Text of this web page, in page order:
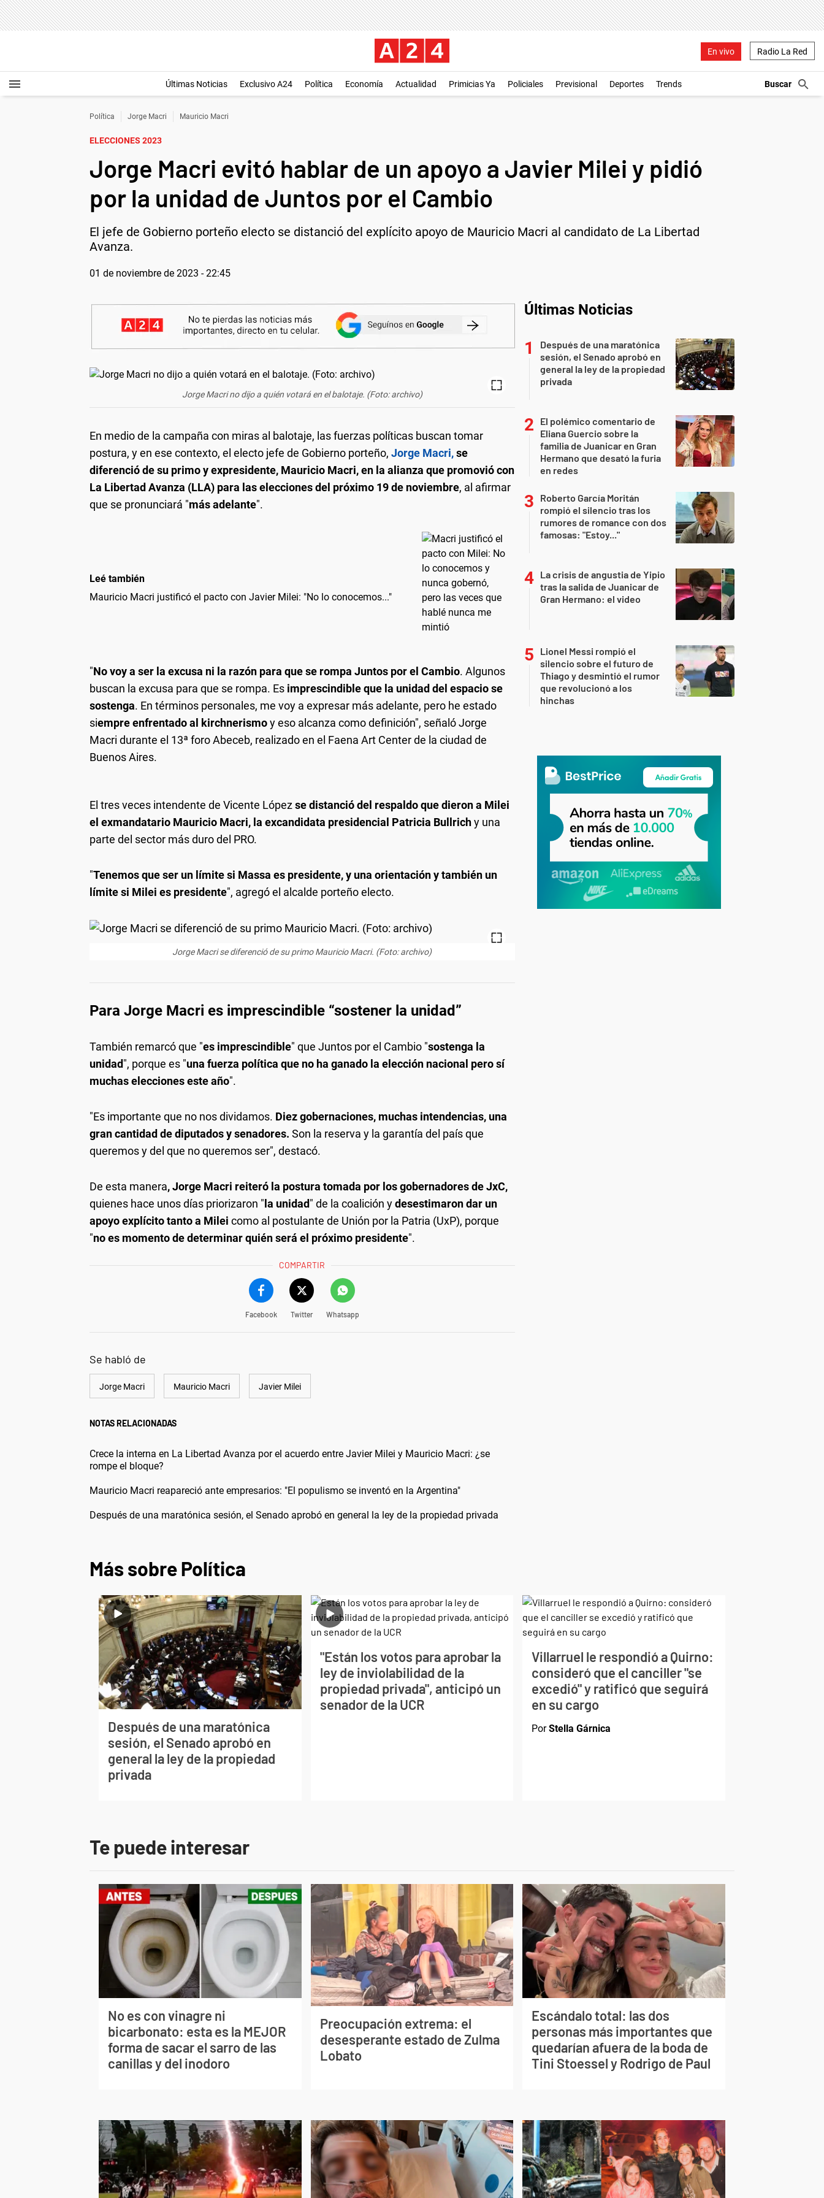
En vivo Radio La Red
Últimas Noticias Exclusivo A24 Política Economía Actualidad Primicias Ya Policiales Previsional Deportes Trends
Política Jorge Macri Mauricio Macri
ELECCIONES 2023
Jorge Macri evitó hablar de un apoyo a Javier Milei y pidió
por la unidad de Juntos por el Cambio
El jefe de Gobierno porteño electo se distanció del explícito apoyo de Mauricio Macri al candidato de La Libertad
Avanza.
01 de noviembre de 2023 - 22:45
Jorge Macri no dijo a quién votará en el balotaje. (Foto: archivo)
En medio de la campaña con miras al balotaje, las fuerzas políticas buscan tomar
postura, y en ese contexto, el electo jefe de Gobierno porteño, Jorge Macri,se
diferenció de su primo y expresidente, Mauricio Macri, en la alianza que promovió con
La Libertad Avanza (LLA) para las elecciones del próximo 19 de noviembre, al afirmar
que se pronunciará "más adelante".
Leé también
Mauricio Macri justificó el pacto con Javier Milei: "No lo conocemos..."
"No voy a ser la excusa ni la razón para que se rompa Juntos por el Cambio. Algunos
buscan la excusa para que se rompa. Es imprescindible que la unidad del espaciose
sostenga. En términos personales, me voy a expresar más adelante, pero he estado
siempre enfrentado al kirchnerismoy eso alcanza como definición", señaló Jorge
Macri durante el 13ª foro Abeceb, realizado en el Faena Art Center de la ciudad de
Buenos Aires.
El tres veces intendente de Vicente Lópezse distanció del respaldo que dieron a Milei
el exmandatario Mauricio Macri, la excandidata presidencial Patricia Bullrichy una
parte del sector más duro del PRO.
"Tenemos que ser un límite si Massa es presidente, y una orientación y también un
límite si Milei es presidente", agregó el alcalde porteño electo.
Jorge Macri se diferenció de su primo Mauricio Macri. (Foto: archivo)
Para Jorge Macri es imprescindible “sostener la unidad”
También remarcó que "es imprescindible" que Juntos por el Cambio "sostenga la
unidad", porque es "una fuerza política que no ha ganado la elección nacional pero sí
muchas elecciones este año".
"Es importante que no nos dividamos. Diez gobernaciones, muchas intendencias, una
gran cantidad de diputados y senadores. Son la reserva y la garantía del país que
queremos y del que no queremos ser", destacó.
De esta manera, Jorge Macri reiteró la postura tomada por los gobernadores de JxC,
quienes hace unos días priorizaron " la unidad" de la coalición ydesestimaron dar un
apoyo explícito tanto a Milei como al postulante de Unión por la Patria (UxP), porque
"no es momento de determinar quién será el próximo presidente".
COMPARTIR
Facebook Twitter Whatsapp
Se habló de
Jorge Macri Mauricio Macri Javier Milei
NOTAS RELACIONADAS
Crece la interna en La Libertad Avanza por el acuerdo entre Javier Milei y Mauricio Macri: ¿se
rompe el bloque?
Mauricio Macri reapareció ante empresarios: "El populismo se inventó en la Argentina"
Después de una maratónica sesión, el Senado aprobó en general la ley de la propiedad privada
Últimas Noticias
Después de una maratónica
sesión, el Senado aprobó en
general la ley de la propiedad
privada
El polémico comentario de
Eliana Guercio sobre la
familia de Juanicar en Gran
Hermano que desató la furia
en redes
Roberto García Moritán
rompió el silencio tras los
rumores de romance con dos
famosas: "Estoy..."
La crisis de angustia de Yipio
tras la salida de Juanicar de
Gran Hermano: el video
Lionel Messi rompió el
silencio sobre el futuro de
Thiago y desmintió el rumor
que revolucionó a los
hinchas
Más sobre Política
Después de una maratónica
sesión, el Senado aprobó en
general la ley de la propiedad
privada
"Están los votos para aprobar la
ley de inviolabilidad de la
propiedad privada", anticipó un
senador de la UCR
Villarruel le respondió a Quirno:
consideró que el canciller "se
excedió" y ratificó que seguirá
en su cargo
PorStella Gárnica
Te puede interesar
No es con vinagre ni
bicarbonato: esta es la MEJOR
forma de sacar el sarro de las
canillas y del inodoro
Preocupación extrema: el
desesperante estado de Zulma
Lobato
Escándalo total: las dos
personas más importantes que
quedarían afuera de la boda de
Tini Stoessel y Rodrigo de Paul